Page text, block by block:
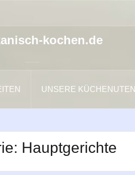
kochen.de
UNSERE
Hauptgerichte